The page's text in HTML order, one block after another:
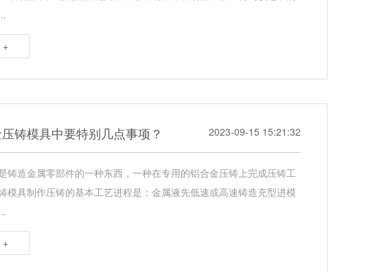
+
铸模具中要特别几点事项？ 2023-09-15 15:21:32
铸造金属零部件的一种东西，一种在专用的铝合金压铸上完成压铸工
模具制作压铸的基本工艺进程是：金属液先低速或高速铸造充型进模
+